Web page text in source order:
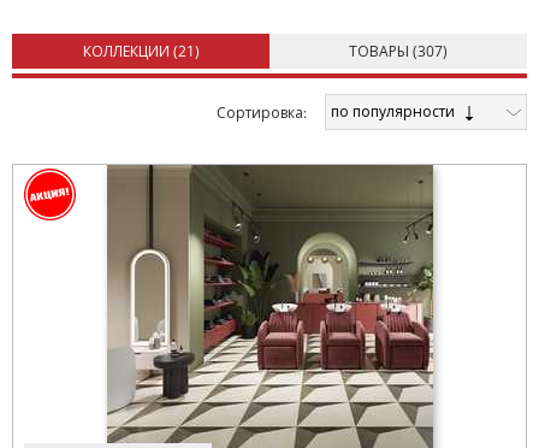
КОЛЛЕКЦИИ (21) ТОВАРЫ (307)
Cортировка: по популярности